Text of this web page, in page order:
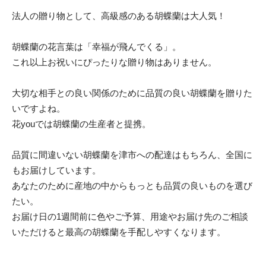
法人の贈り物として、高級感のある胡蝶蘭は大人気！
胡蝶蘭の花言葉は「幸福が飛んでくる」。
これ以上お祝いにぴったりな贈り物はありません。
大切な相手との良い関係のために品質の良い胡蝶蘭を贈りた
いですよね。
花youでは胡蝶蘭の生産者と提携。
品質に間違いない胡蝶蘭を津市への配達はもちろん、全国に
もお届けしています。
あなたのために産地の中からもっとも品質の良いものを選び
たい。
お届け日の1週間前に色やご予算、用途やお届け先のご相談
いただけると最高の胡蝶蘭を手配しやすくなります。